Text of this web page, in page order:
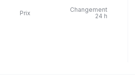
Prix
Changement
24 h